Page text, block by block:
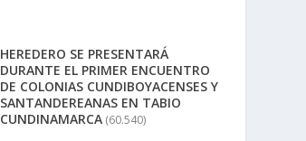
HEREDERO SE PRESENTARÁ
DURANTE EL PRIMER ENCUENTRO
DE COLONIAS CUNDIBOYACENSES Y
SANTANDEREANAS EN TABIO
CUNDINAMARCA (60.540)